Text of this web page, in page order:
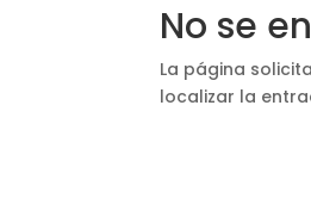
No se
La página
localizar la